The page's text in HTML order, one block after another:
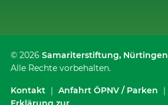
© 2026 Samariterstiftung, Nürtingen
Alle Rechte vorbehalten.
Kontakt｜ Anfahrt ÖPNV / Parken ｜